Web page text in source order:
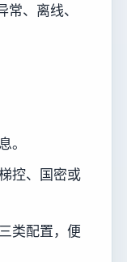
、离线、
。
控、国密或
类配置，便